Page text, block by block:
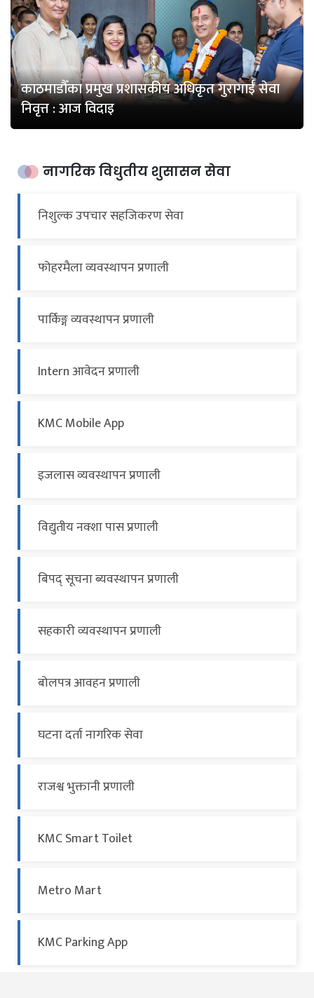
काठमाडौँका प्रमुख प्रशासकीय अधिकृत गुरागाईँ सेवा
निवृत्त : आज विदाइ
नागरिक विधुतीय शुसासन सेवा
निशुल्क उपचार सहजिकरण सेवा
फोहरमैला व्यवस्थापन प्रणाली
पार्किङ्ग व्यवस्थापन प्रणाली
Intern आवेदन प्रणाली
KMC Mobile App
इजलास व्यवस्थापन प्रणाली
विद्युतीय नक्शा पास प्रणाली
बिपद् सूचना ब्यवस्थापन प्रणाली
सहकारी व्यवस्थापन प्रणाली
बोलपत्र आवहन प्रणाली
घटना दर्ता नागरिक सेवा
राजश्व भुक्तानी प्रणाली
KMC Smart Toilet
Metro Mart
KMC Parking App